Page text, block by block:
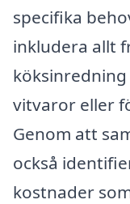
specifika
inkludera allt
vitvaror eller
Genom att
också
kostnader